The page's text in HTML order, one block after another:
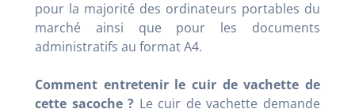
pour la majorité des ordinateurs portables du
marché ainsi que pour les documents
administratifs au format A4.
Comment entretenir le cuir de vachette de
cette sacoche ? Le cuir de vachette demande